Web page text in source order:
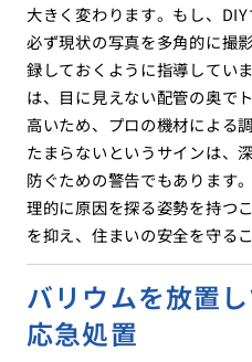
大きく変わります。もし、DIY
必ず現状の写真を多角的に撮
録しておくように指導してい
は、目に見えない配管の奥で
高いため、プロの機材による
たまらないというサインは、
防ぐための警告でもあります
理的に原因を探る姿勢を持つ
を抑え、住まいの安全を守る
バリウムを放置
応急処置